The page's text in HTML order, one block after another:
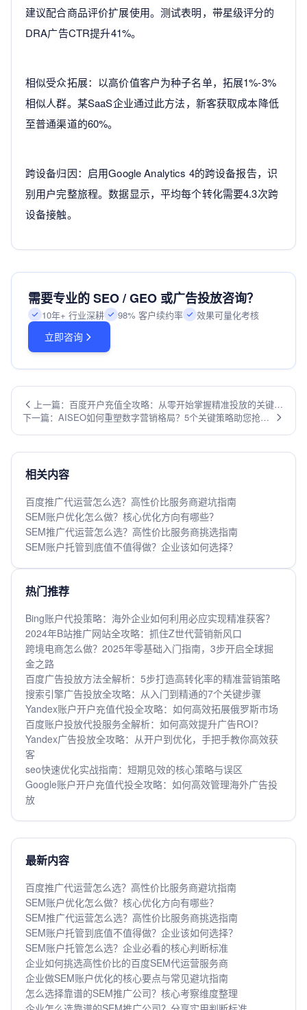
建议配合商品评价扩展使用。测试表明，带星级评分的
DRA广告CTR提升41%。
相似受众拓展：以高价值客户为种子名单，拓展1%-3%
相似人群。某SaaS企业通过此方法，新客获取成本降低
至普通渠道的60%。
跨设备归因：启用Google Analytics 4的跨设备报告，识
别用户完整旅程。数据显示，平均每个转化需要4.3次跨
设备接触。
需要专业的 SEO / GEO 或广告投放咨询？
10年+ 行业深耕 98% 客户续约率 效果可量化考核
立即咨询
上一篇：百度开户充值全攻略：从零开始掌握精准投放的关键步
骤
下一篇：AISEO如何重塑数字营销格局？5个关键策略助您抢占
相关内容
百度推广代运营怎么选？高性价比服务商避坑指南
SEM账户优化怎么做？核心优化方向有哪些？
SEM推广代运营怎么选？高性价比服务商挑选指南
SEM账户托管到底值不值得做？企业该如何选择？
热门推荐
Bing账户代投策略：海外企业如何利用必应实现精准获客？
2024年B站推广网站全攻略：抓住Z世代营销新风口
跨境电商怎么做？2025年零基础入门指南，3步开启全球掘
金之路
百度广告投放方法全解析：5步打造高转化率的精准营销策略
搜索引擎广告投放全攻略：从入门到精通的7个关键步骤
Yandex账户开户充值代投全攻略：如何高效拓展俄罗斯市场
百度账户投放代投服务全解析：如何高效提升广告ROI？
Yandex广告投放全攻略：从开户到优化，手把手教你高效获
客
seo快速优化实战指南：短期见效的核心策略与误区
Google账户开户充值代投全攻略：如何高效管理海外广告投
放
最新内容
百度推广代运营怎么选？高性价比服务商避坑指南
SEM账户优化怎么做？核心优化方向有哪些？
SEM推广代运营怎么选？高性价比服务商挑选指南
SEM账户托管到底值不值得做？企业该如何选择？
SEM账户托管怎么选？企业必看的核心判断标准
企业如何挑选高性价比的百度SEM代运营服务商
企业做SEM账户优化的核心要点与常见避坑指南
怎么选择靠谱的SEM推广公司？核心考察维度整理